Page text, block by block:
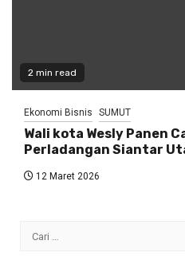
2 min read
Ekonomi Bisnis SUMUT
Wali kota Wesly Panen
Perladangan Siantar
12 Maret 2026
Cari